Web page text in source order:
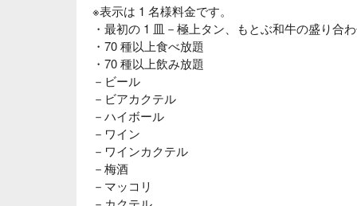
※表示は 1 名様料金です。
・最初の 1 皿－極上タン、もとぶ和牛の盛り合
・70 種以上食べ放題
・70 種以上飲み放題
－ビール
－ビアカクテル
－ハイボール
－ワイン
－ワインカクテル
－梅酒
－マッコリ